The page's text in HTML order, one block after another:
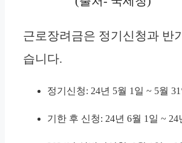
근로장려금은 정기신청과 반
습니다.
정기신청: 24년 5월 1일 ~ 5월 31
기한 후 신청: 24년 6월 1일 ~ 24